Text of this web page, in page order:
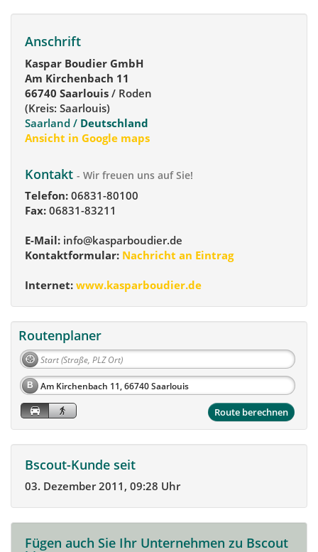
Anschrift
Kaspar Boudier GmbH
Am Kirchenbach 11
66740 Saarlouis / Roden
(Kreis: Saarlouis)
Saarland / Deutschland
Ansicht in Google maps
Kontakt - Wir freuen uns auf Sie!
Telefon: 06831-80100
Fax: 06831-83211
E-Mail: info@kasparboudier.de
Kontaktformular: Nachricht an Eintrag
Internet: www.kasparboudier.de
Routenplaner
B
Route berechnen
Bscout-Kunde seit
03. Dezember 2011, 09:28 Uhr
Fügen auch Sie Ihr Unternehmen zu Bscout